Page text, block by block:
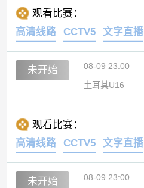
观看比赛：
高清线路
CCTV5 文字直播
未开始 08-09 23:00
土耳其U16
观看比赛：
高清线路
CCTV5 文字直播
未开始 08-09 23:00